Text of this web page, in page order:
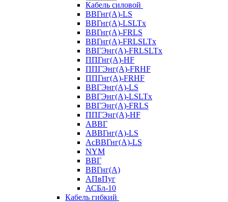
Кабель силовой
ВВГнг(А)-LS
ВВГнг(А)-LSLTx
ВВГнг(А)-FRLS
ВВГнг(А)-FRLSLTx
ВВГЭнг(А)-FRLSLTx
ППГнг(А)-HF
ППГЭнг(А)-FRHF
ППГнг(А)-FRHF
ВВГЭнг(А)-LS
ВВГЭнг(А)-LSLTx
ВВГЭнг(А)-FRLS
ППГЭнг(А)-HF
АВВГ
АВВГнг(А)-LS
АсВВГнг(А)-LS
NYM
ВВГ
ВВГнг(А)
АПвПуг
АСБл-10
Кабель гибкий